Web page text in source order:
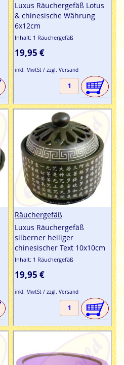
Luxus Räuchergefäß Lotus
& chinesische Währung
6x12cm
Inhalt: 1 Räuchergefäß
19,95 €
inkl. MwtSt / zzgl. Versand
Räuchergefäß
Luxus Räuchergefäß
silberner heiliger
chinesischer Text 10x10cm
Inhalt: 1 Räuchergefäß
19,95 €
inkl. MwtSt / zzgl. Versand